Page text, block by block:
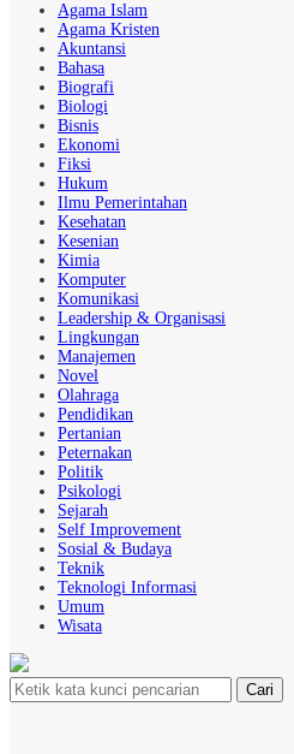
Agama Islam
Agama Kristen
Akuntansi
Bahasa
Biografi
Biologi
Bisnis
Ekonomi
Fiksi
Hukum
Ilmu Pemerintahan
Kesehatan
Kesenian
Kimia
Komputer
Komunikasi
Leadership & Organisasi
Lingkungan
Manajemen
Novel
Olahraga
Pendidikan
Pertanian
Peternakan
Politik
Psikologi
Sejarah
Self Improvement
Sosial & Budaya
Teknik
Teknologi Informasi
Umum
Wisata
Cari